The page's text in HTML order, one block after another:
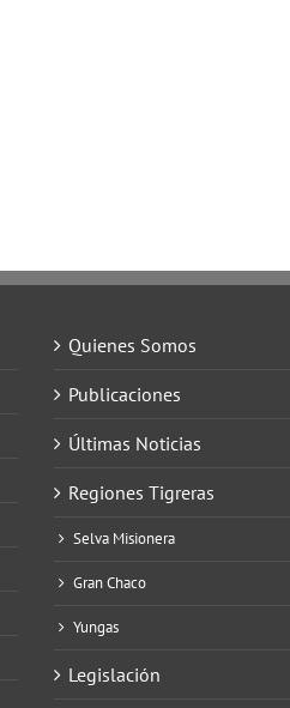
Quienes Somos
Publicaciones
Últimas Noticias
Regiones Tigreras
Selva Misionera
Gran Chaco
Yungas
Legislación